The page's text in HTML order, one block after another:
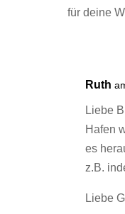
für deine
Ruth
Liebe
Hafen
es
z.B.
Liebe